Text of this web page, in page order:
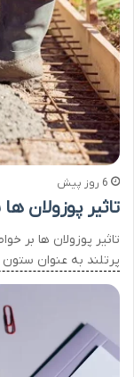
6 روز پیش
تاثیر پوزولان
تاثیر پوزولان ها بر
پرتلند به عنوان